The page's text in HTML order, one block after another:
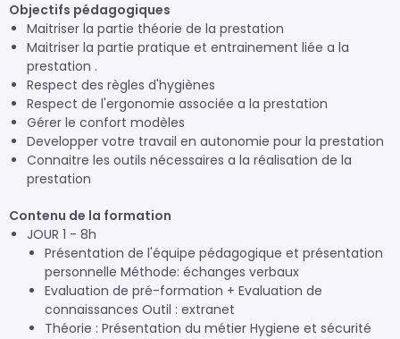
Objectifs pédagogiques
Maitriser la partie théorie de la prestation
Maitriser la partie pratique et entrainement liée a la
prestation .
Respect des règles d'hygiènes
Respect de l'ergonomie associée a la prestation
Gérer le confort modèles
Developper votre travail en autonomie pour la prestation
Connaitre les outils nécessaires a la réalisation de la
prestation
Contenu de la formation
JOUR 1 - 8h
Présentation de l'équipe pédagogique et présentation
personnelle Méthode: échanges verbaux
Evaluation de pré-formation + Evaluation de
connaissances Outil : extranet
Théorie : Présentation du métier Hygiene et sécurité